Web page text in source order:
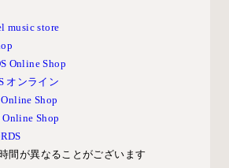
music store
Online Shop
オンライン
Shop
Shop
間が異なることがございます